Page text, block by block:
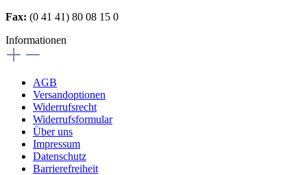
Fax: (0 41 41) 80 08 15 0
Informationen
AGB
Versandoptionen
Widerrufsrecht
Widerrufsformular
Über uns
Impressum
Datenschutz
Barrierefreiheit